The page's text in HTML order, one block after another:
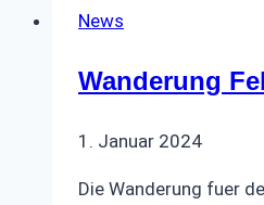
News
Wanderung
1. Januar 2024
Die Wanderung fuer